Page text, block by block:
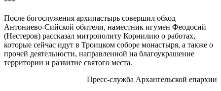
После богослужения архипастырь совершил обход
Антониево-Сийской обители, наместник игумен Феодосий
(Нестеров) рассказал митрополиту Корнилию о работах,
которые сейчас идут в Троицком соборе монастыря, а также о
прочей деятельности, направленной на благоукрашение
территории и развитие святого места.
Пресс-служба Архангельской епархии